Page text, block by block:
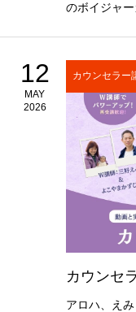
のボイジャ
12
MAY
2026
カウンセラー
カウンセ
アロハ、え